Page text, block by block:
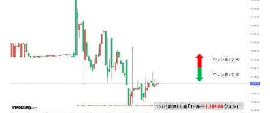
韓国･帰ってきた李在明。李在明を支持しな
い「50.5％」に上昇
『Money1』
韓国大統領府ボンクラ政策室長が告発され
た ⇒ 国家が行った恐るべき株価操作であり、空前の国政壟
韓国･警察職員が「丸刈りになって抗議活
動」